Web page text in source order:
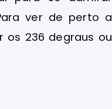
ver de perto a
os 236 degraus ou